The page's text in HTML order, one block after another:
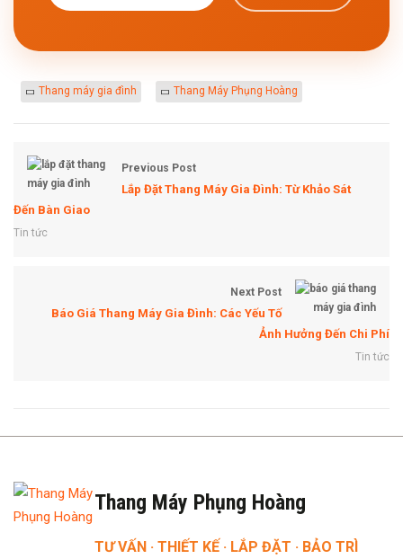
Thang máy gia đình Thang Máy Phụng Hoàng
Previous Post
Lắp Đặt Thang Máy Gia Đình: Từ Khảo Sát
Đến Bàn Giao
Tin tức
Next Post
Báo Giá Thang Máy Gia Đình: Các Yếu Tố
Ảnh Hưởng Đến Chi Phí
Tin tức
Thang Máy Phụng Hoàng
TƯ VẤN · THIẾT KẾ · LẮP ĐẶT · BẢO TRÌ